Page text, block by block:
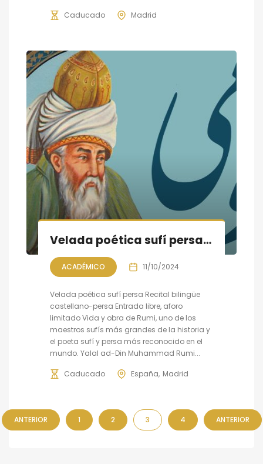
Caducado Madrid
Velada poética sufí persa, vida y obra de Rumi
ACADÉMICO 11/10/2024
Velada poética sufí persa Recital bilingüe
castellano-persa Entrada libre, aforo
limitado Vida y obra de Rumi, uno de los
maestros sufís más grandes de la historia y
el poeta sufí y persa más reconocido en el
mundo. Yalal ad-Din Muhammad Rumi...
Caducado España Madrid
ANTERIOR 1 2 3 4 ANTERIOR